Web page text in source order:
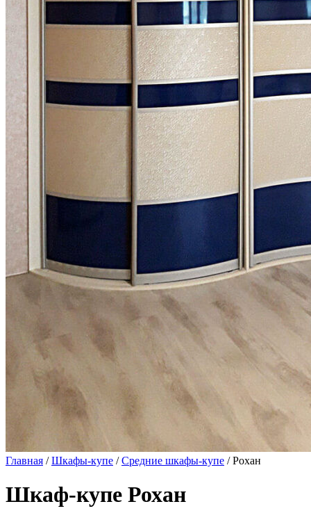
Главная /Шкафы-купе /Средние шкафы-купе / Рохан
Шкаф-купе Рохан